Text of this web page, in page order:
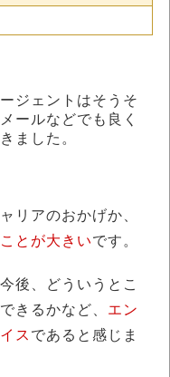
ジェントはそうそ
ールなどでも良く
ました。
リアのおかげか、
とが大きいです。
後、どういうとこ
きるかなど、 エン
ス であると感じま